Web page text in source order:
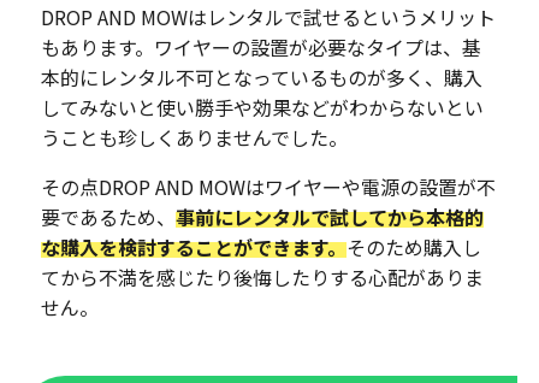
DROP AND MOWはレンタルで試せるというメリット
もあります。ワイヤーの設置が必要なタイプは、基
本的にレンタル不可となっているものが多く、購入
してみないと使い勝手や効果などがわからないとい
うことも珍しくありませんでした。
その点DROP AND MOWはワイヤーや電源の設置が不
要であるため、事前にレンタルで試してから本格的
な購入を検討することができます。そのため購入し
てから不満を感じたり後悔したりする心配がありま
せん。